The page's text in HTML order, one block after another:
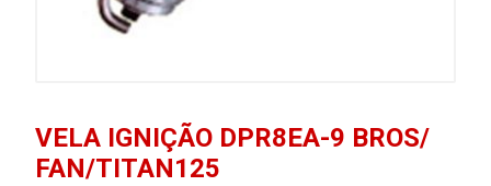
VELA IGNIÇÃO DPR8EA-9 BROS/
FAN/TITAN125